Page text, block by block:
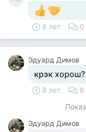
8 лет 0
Эдуард Димов
крэк хорош?
8 лет 8
Эдуард Димов